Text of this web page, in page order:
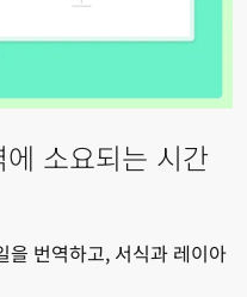
소요되는 시간
을 번역하고, 서식과 레이아